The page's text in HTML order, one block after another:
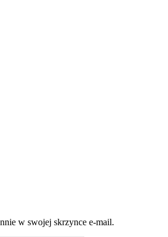
w swojej skrzynce e-mail.